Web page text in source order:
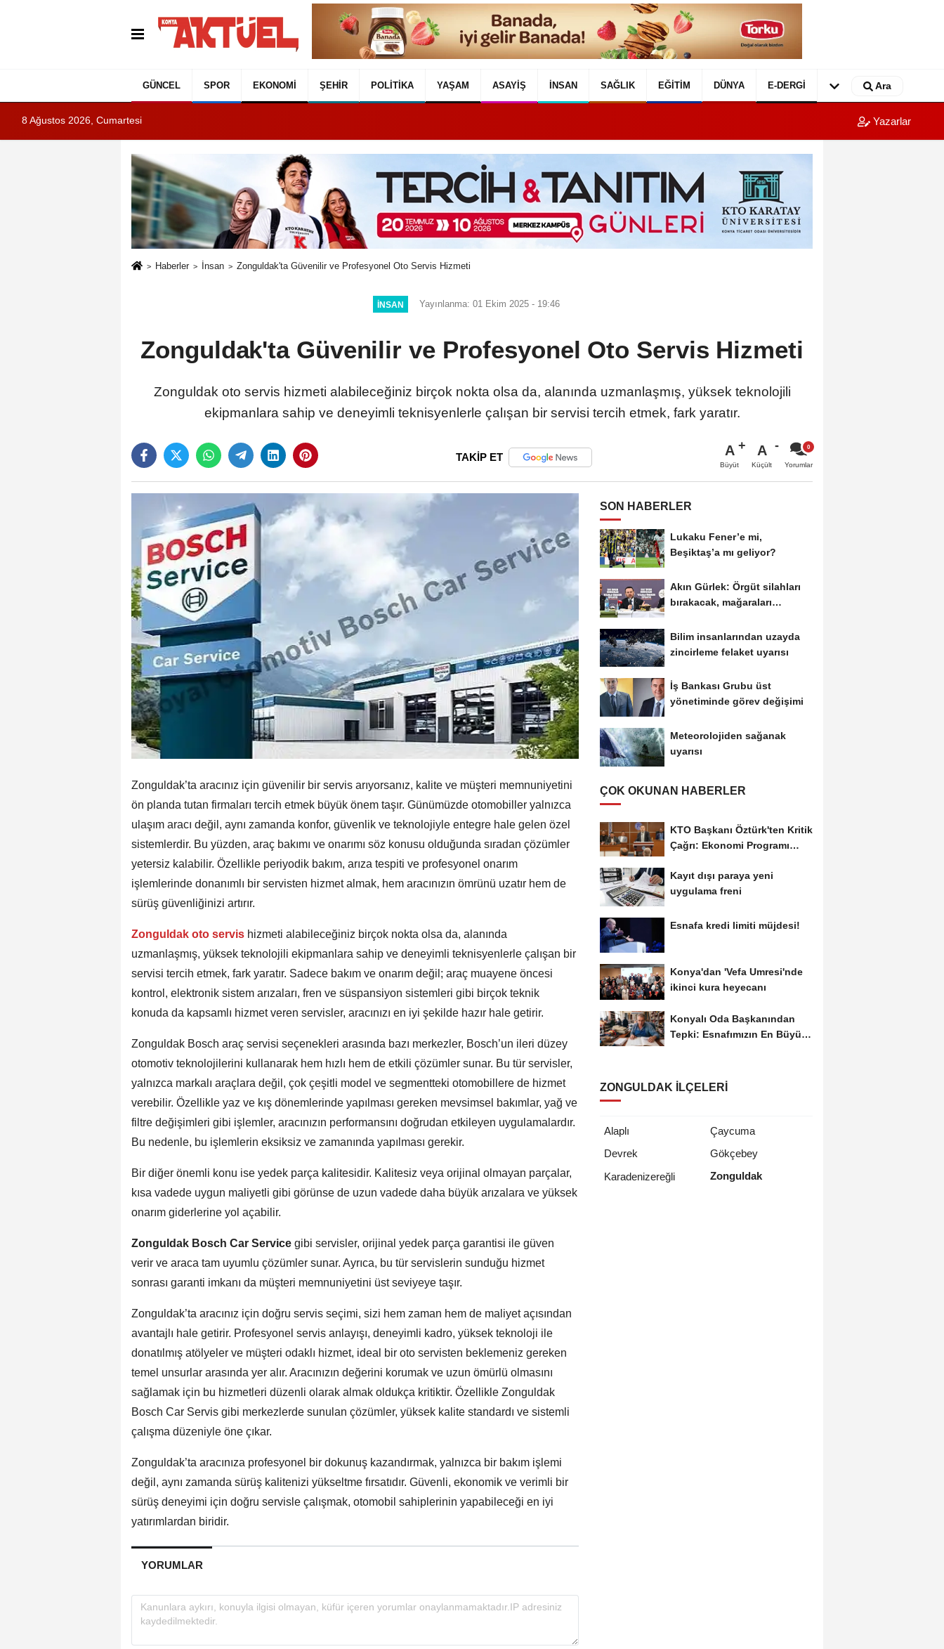
GÜNCEL SPOR EKONOMI ŞEHIR POLITIKA YAŞAM ASAYIŞ İNSAN SAĞLIK EĞITIM DÜNYA E-DERGI Ara
8 Ağustos 2026, Cumartesi Yazarlar
Haberler İnsan Zonguldak'ta Güvenilir ve Profesyonel Oto Servis Hizmeti
İNSAN Yayınlanma: 01 Ekim 2025 - 19:46
Zonguldak'ta Güvenilir ve Profesyonel Oto Servis Hizmeti
Zonguldak oto servis hizmeti alabileceğiniz birçok nokta olsa da, alanında uzmanlaşmış, yüksek teknolojili
ekipmanlara sahip ve deneyimli teknisyenlerle çalışan bir servisi tercih etmek, fark yaratır.
TAKİP ET A
Büyüt
A
Küçült Yorumlar
Zonguldak’ta aracınız için güvenilir bir servis arıyorsanız, kalite ve müşteri memnuniyetini
ön planda tutan firmaları tercih etmek büyük önem taşır. Günümüzde otomobiller yalnızca
ulaşım aracı değil, aynı zamanda konfor, güvenlik ve teknolojiyle entegre hale gelen özel
sistemlerdir. Bu yüzden, araç bakımı ve onarımı söz konusu olduğunda sıradan çözümler
yetersiz kalabilir. Özellikle periyodik bakım, arıza tespiti ve profesyonel onarım
işlemlerinde donanımlı bir servisten hizmet almak, hem aracınızın ömrünü uzatır hem de
sürüş güvenliğinizi artırır.
Zonguldak oto servis hizmeti alabileceğiniz birçok nokta olsa da, alanında
uzmanlaşmış, yüksek teknolojili ekipmanlara sahip ve deneyimli teknisyenlerle çalışan bir
servisi tercih etmek, fark yaratır. Sadece bakım ve onarım değil; araç muayene öncesi
kontrol, elektronik sistem arızaları, fren ve süspansiyon sistemleri gibi birçok teknik
konuda da kapsamlı hizmet veren servisler, aracınızı en iyi şekilde hazır hale getirir.
Zonguldak Bosch araç servisi seçenekleri arasında bazı merkezler, Bosch’un ileri düzey
otomotiv teknolojilerini kullanarak hem hızlı hem de etkili çözümler sunar. Bu tür servisler,
yalnızca markalı araçlara değil, çok çeşitli model ve segmentteki otomobillere de hizmet
verebilir. Özellikle yaz ve kış dönemlerinde yapılması gereken mevsimsel bakımlar, yağ ve
filtre değişimleri gibi işlemler, aracınızın performansını doğrudan etkileyen uygulamalardır.
Bu nedenle, bu işlemlerin eksiksiz ve zamanında yapılması gerekir.
Bir diğer önemli konu ise yedek parça kalitesidir. Kalitesiz veya orijinal olmayan parçalar,
kısa vadede uygun maliyetli gibi görünse de uzun vadede daha büyük arızalara ve yüksek
onarım giderlerine yol açabilir.
Zonguldak Bosch Car Service gibi servisler, orijinal yedek parça garantisi ile güven
verir ve araca tam uyumlu çözümler sunar. Ayrıca, bu tür servislerin sunduğu hizmet
sonrası garanti imkanı da müşteri memnuniyetini üst seviyeye taşır.
Zonguldak’ta aracınız için doğru servis seçimi, sizi hem zaman hem de maliyet açısından
avantajlı hale getirir. Profesyonel servis anlayışı, deneyimli kadro, yüksek teknoloji ile
donatılmış atölyeler ve müşteri odaklı hizmet, ideal bir oto servisten beklemeniz gereken
temel unsurlar arasında yer alır. Aracınızın değerini korumak ve uzun ömürlü olmasını
sağlamak için bu hizmetleri düzenli olarak almak oldukça kritiktir. Özellikle Zonguldak
Bosch Car Servis gibi merkezlerde sunulan çözümler, yüksek kalite standardı ve sistemli
çalışma düzeniyle öne çıkar.
Zonguldak’ta aracınıza profesyonel bir dokunuş kazandırmak, yalnızca bir bakım işlemi
değil, aynı zamanda sürüş kalitenizi yükseltme fırsatıdır. Güvenli, ekonomik ve verimli bir
sürüş deneyimi için doğru servisle çalışmak, otomobil sahiplerinin yapabileceği en iyi
yatırımlardan biridir.
YORUMLAR
SON HABERLER
Lukaku Fener’e mi,
Beşiktaş’a mı geliyor?
Akın Gürlek: Örgüt silahları
bırakacak, mağaraları
Bilim insanlarından uzayda
zincirleme felaket uyarısı
İş Bankası Grubu üst
yönetiminde görev değişimi
Meteorolojiden sağanak
uyarısı
ÇOK OKUNAN HABERLER
KTO Başkanı Öztürk'ten Kritik
Çağrı: Ekonomi Programı
Kayıt dışı paraya yeni
uygulama freni
Esnafa kredi limiti müjdesi!
Konya'dan 'Vefa Umresi'nde
ikinci kura heyecanı
Konyalı Oda Başkanından
Tepki: Esnafımızın En Büyük
ZONGULDAK İLÇELERI
Alaplı
Çaycuma
Devrek
Gökçebey
Karadenizereğli
Zonguldak